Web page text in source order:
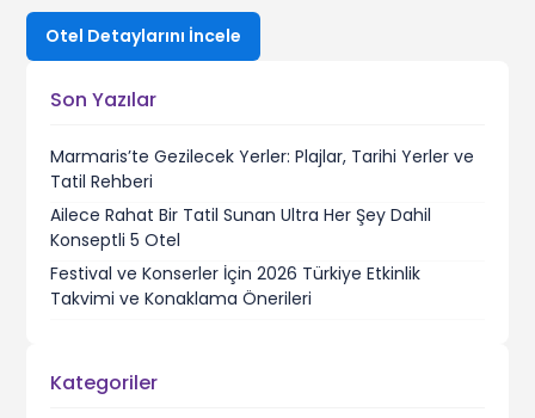
Otel Detaylarını İncele
Son Yazılar
Marmaris’te Gezilecek Yerler: Plajlar, Tarihi Yerler ve
Tatil Rehberi
Ailece Rahat Bir Tatil Sunan Ultra Her Şey Dahil
Konseptli 5 Otel
Festival ve Konserler İçin 2026 Türkiye Etkinlik
Takvimi ve Konaklama Önerileri
Kategoriler